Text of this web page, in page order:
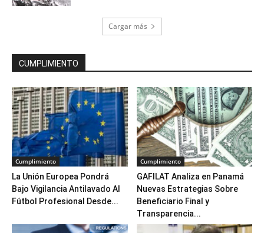
Cargar más
CUMPLIMIENTO
Cumplimiento
La Unión Europea Pondrá
Bajo Vigilancia Antilavado Al
Fútbol Profesional Desde...
Cumplimiento
GAFILAT Analiza en Panamá
Nuevas Estrategias Sobre
Beneficiario Final y
Transparencia...